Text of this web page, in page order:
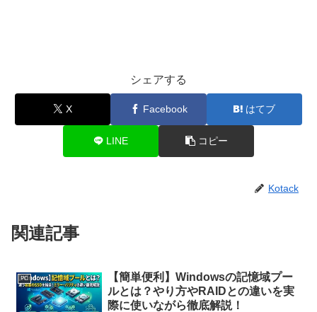
シェアする
X Facebook はてブ
LINE コピー
Kotack
関連記事
PC
【簡単便利】Windowsの記憶域プー
ルとは？やり方やRAIDとの違いを実
際に使いながら徹底解説！